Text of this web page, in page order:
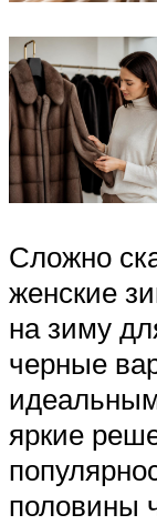
Сложно
женские
на зиму
черные
яркие
половины